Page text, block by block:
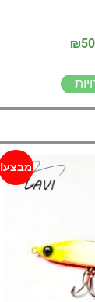
₪
מבצע!